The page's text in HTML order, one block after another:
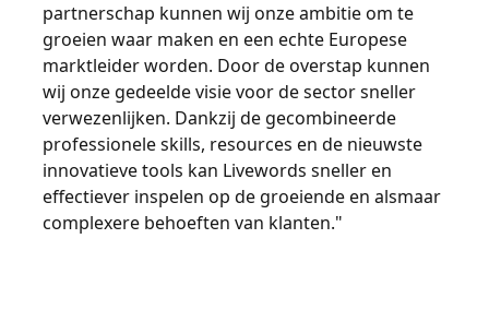
partnerschap kunnen wij onze ambitie om te
groeien waar maken en een echte Europese
marktleider worden. Door de overstap kunnen
wij onze gedeelde visie voor de sector sneller
verwezenlijken. Dankzij de gecombineerde
professionele skills, resources en de nieuwste
innovatieve tools kan Livewords sneller en
effectiever inspelen op de groeiende en alsmaar
complexere behoeften van klanten."